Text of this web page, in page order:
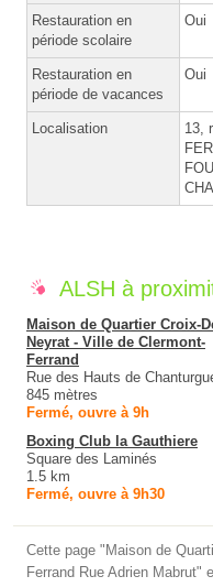
Restauration en
période scolaire
Oui
Restauration en
période de vacances
Oui
Localisation
13,
ALSH à
Maison de Quartier Croix-
Neyrat - Ville de Clermont-
Ferrand
Rue des Hauts de
845 mètres
Fermé, ouvre à 9h
Boxing Club la Gauthiere
Square des Laminés
1.5 km
Fermé, ouvre à 9h30
Cette page "Maison de
Ferrand Rue Adrien